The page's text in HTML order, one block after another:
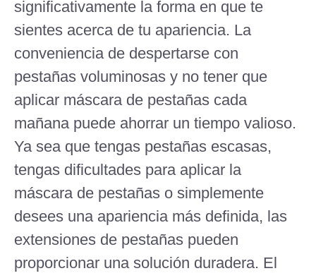
significativamente la forma en que te
sientes acerca de tu apariencia. La
conveniencia de despertarse con
pestañas voluminosas y no tener que
aplicar máscara de pestañas cada
mañana puede ahorrar un tiempo valioso.
Ya sea que tengas pestañas escasas,
tengas dificultades para aplicar la
máscara de pestañas o simplemente
desees una apariencia más definida, las
extensiones de pestañas pueden
proporcionar una solución duradera. El